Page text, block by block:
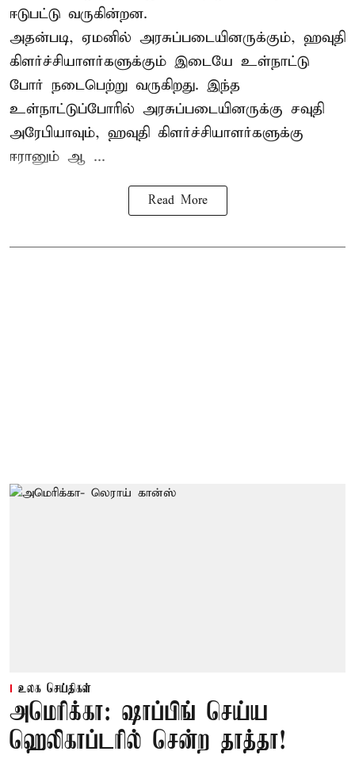
ஈடுபட்டு வருகின்றன.
அதன்படி, ஏமனில் அரசுப்படையினருக்கும், ஹவுதி
கிளர்ச்சியாளர்களுக்கும் இடையே உள்நாட்டு
போர் நடைபெற்று வருகிறது. இந்த
உள்நாட்டுப்போரில் அரசுப்படையினருக்கு சவுதி
அரேபியாவும், ஹவுதி கிளர்ச்சியாளர்களுக்கு
ஈரானும் ஆ ...
Read More
உலக செய்திகள்
அமெரிக்கா: ஷாப்பிங் செய்ய
ஹெலிகாப்டரில் சென்ற தாத்தா!